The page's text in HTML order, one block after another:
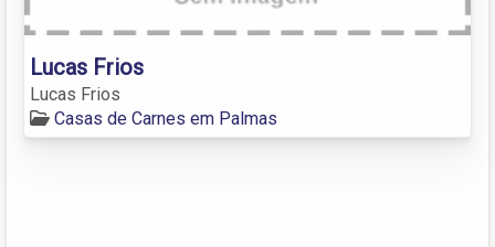
Lucas Frios
Lucas Frios
Casas de Carnes em Palmas